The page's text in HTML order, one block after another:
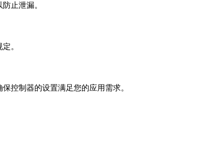
止泄漏。
。
控制器的设置满足您的应用需求。